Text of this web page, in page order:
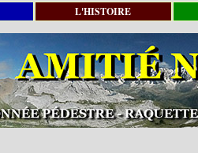
L'HISTOIRE